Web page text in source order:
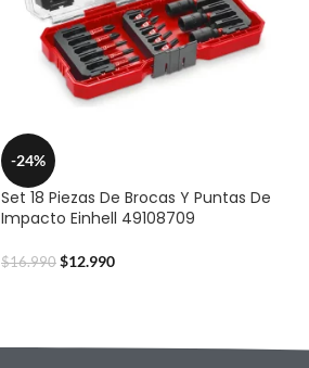
-24%
Set 18 Piezas De Brocas Y Puntas De
Impacto Einhell 49108709
$16.990 $12.990